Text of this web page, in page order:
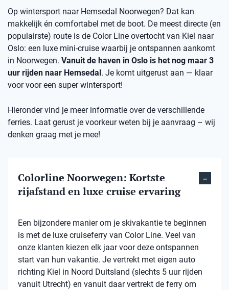
Op wintersport naar Hemsedal Noorwegen? Dat kan
makkelijk én comfortabel met de boot. De meest directe (en
populairste) route is de Color Line overtocht van Kiel naar
Oslo: een luxe mini-cruise waarbij je ontspannen aankomt
in Noorwegen. Vanuit de haven in Oslo is het nog maar 3
uur rijden naar Hemsedal. Je komt uitgerust aan — klaar
voor voor een super wintersport!
Hieronder vind je meer informatie over de verschillende
ferries. Laat gerust je voorkeur weten bij je aanvraag – wij
denken graag met je mee!
Colorline Noorwegen: Kortste
rijafstand en luxe cruise ervaring
Een bijzondere manier om je skivakantie te beginnen
is met de luxe cruiseferry van Color Line. Veel van
onze klanten kiezen elk jaar voor deze ontspannen
start van hun vakantie. Je vertrekt met eigen auto
richting Kiel in Noord Duitsland (slechts 5 uur rijden
vanuit Utrecht) en vanuit daar vertrekt de ferry om